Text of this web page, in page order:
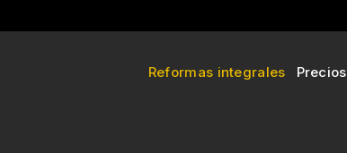
Reformas integrales Precios